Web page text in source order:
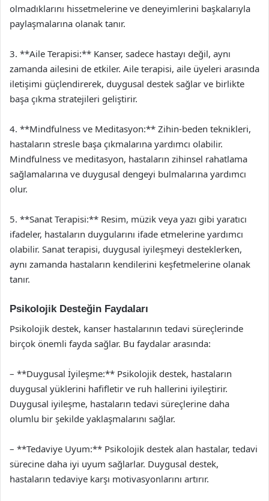
olmadıklarını hissetmelerine ve deneyimlerini başkalarıyla
paylaşmalarına olanak tanır.
3. **Aile Terapisi:** Kanser, sadece hastayı değil, aynı
zamanda ailesini de etkiler. Aile terapisi, aile üyeleri arasında
iletişimi güçlendirerek, duygusal destek sağlar ve birlikte
başa çıkma stratejileri geliştirir.
4. **Mindfulness ve Meditasyon:** Zihin-beden teknikleri,
hastaların stresle başa çıkmalarına yardımcı olabilir.
Mindfulness ve meditasyon, hastaların zihinsel rahatlama
sağlamalarına ve duygusal dengeyi bulmalarına yardımcı
olur.
5. **Sanat Terapisi:** Resim, müzik veya yazı gibi yaratıcı
ifadeler, hastaların duygularını ifade etmelerine yardımcı
olabilir. Sanat terapisi, duygusal iyileşmeyi desteklerken,
aynı zamanda hastaların kendilerini keşfetmelerine olanak
tanır.
Psikolojik Desteğin Faydaları
Psikolojik destek, kanser hastalarının tedavi süreçlerinde
birçok önemli fayda sağlar. Bu faydalar arasında:
– **Duygusal İyileşme:** Psikolojik destek, hastaların
duygusal yüklerini hafifletir ve ruh hallerini iyileştirir.
Duygusal iyileşme, hastaların tedavi süreçlerine daha
olumlu bir şekilde yaklaşmalarını sağlar.
– **Tedaviye Uyum:** Psikolojik destek alan hastalar, tedavi
sürecine daha iyi uyum sağlarlar. Duygusal destek,
hastaların tedaviye karşı motivasyonlarını artırır.